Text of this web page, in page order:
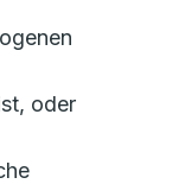
oder